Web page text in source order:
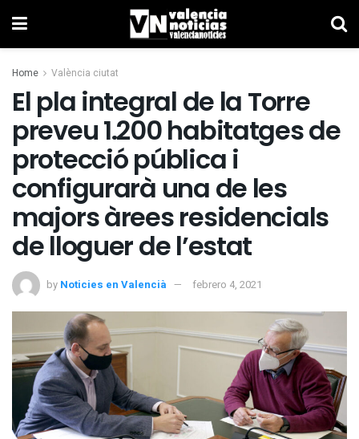
Home València ciutat
El pla integral de la Torre
preveu 1.200 habitatges de
protecció pública i
configurarà una de les
majors àrees residencials
de lloguer de l’estat
by Noticies en Valencià febrero 4, 2021